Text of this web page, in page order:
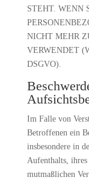
STEHT. WENN
NICHT MEHR
VERWENDET
DSGVO).
Im Falle von
Betroffenen ein
insbesondere in
Aufenthalts, ihres
mutmaßlichen